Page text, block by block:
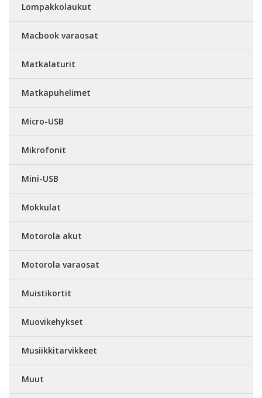
Lompakkolaukut
Macbook varaosat
Matkalaturit
Matkapuhelimet
Micro-USB
Mikrofonit
Mini-USB
Mokkulat
Motorola akut
Motorola varaosat
Muistikortit
Muovikehykset
Musiikkitarvikkeet
Muut